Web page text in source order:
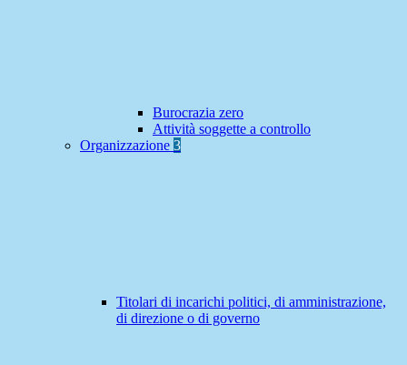
Burocrazia zero
Attività soggette a controllo
Organizzazione 3
Titolari di incarichi politici, di amministrazione,
di direzione o di governo